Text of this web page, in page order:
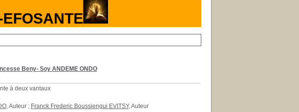
Beny- Soy ANDEME ONDO
à deux vantaux
, Auteur ; Franck Frederic Boussiengui EVITSY, Auteur